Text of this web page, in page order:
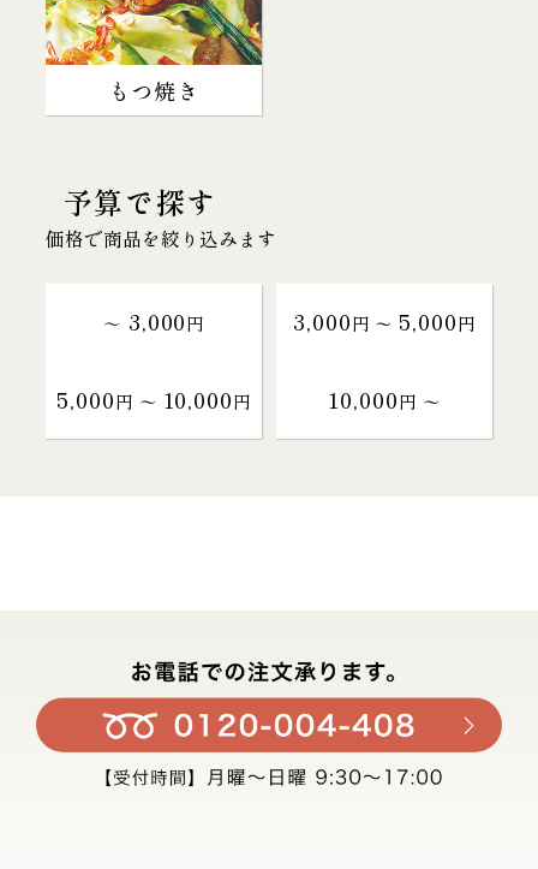
もつ焼き
予算で探す
価格で商品を絞り込みます
～ 3,000円 3,000円 〜 5,000円
5,000円 〜 10,000円 10,000円 〜